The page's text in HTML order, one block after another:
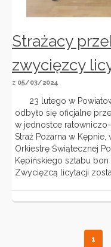
Strażacy
zwycięzcy
z 05/03/2024
23 lutego w
odbyło się oficjalne
w jednostce
Straż Pożarna w
Orkiestrę Świątecznej
Kępińskiego sztabu
Zwycięzcą licytacji
1